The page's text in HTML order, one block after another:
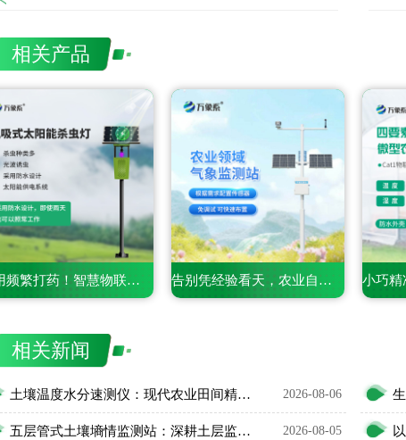
相关产品
不用频繁打药！智慧物联网风吸式杀虫灯凭智能管控守住农田丰收 告别凭经验看天，农业自动气象站用数据守护万亩良田丰收
相关新闻
土壤温度水分速测仪：现代农业田间精细化管护智能利器 2026-08-06
五层管式土壤墒情监测站：深耕土层监测，看透土壤水情 2026-08-05